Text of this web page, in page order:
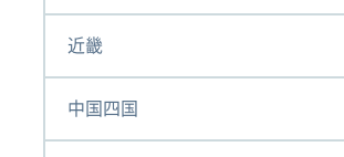
近畿
中国四国